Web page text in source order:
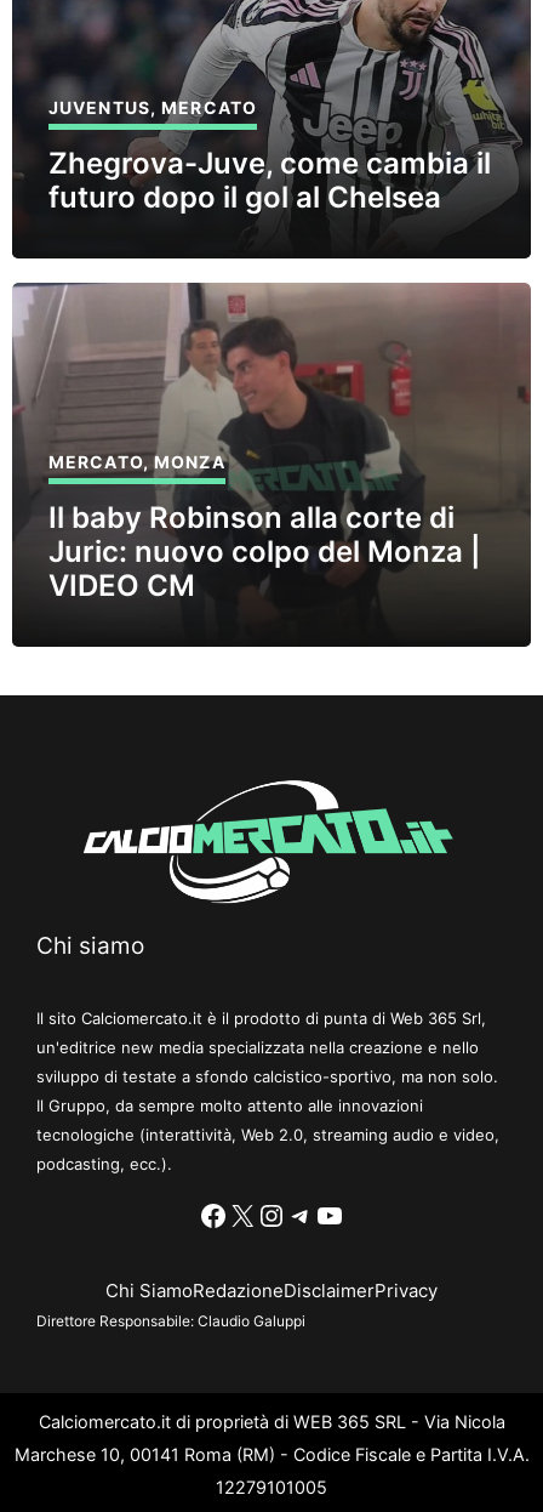
JUVENTUS,MERCATO
Zhegrova-Juve, come cambia il
futuro dopo il gol al Chelsea
MERCATO,MONZA
Il baby Robinson alla corte di
Juric: nuovo colpo del Monza |
VIDEO CM
Chi siamo
Il sito Calciomercato.it è il prodotto di punta di Web 365 Srl,
un'editrice new media specializzata nella creazione e nello
sviluppo di testate a sfondo calcistico-sportivo, ma non solo.
Il Gruppo, da sempre molto attento alle innovazioni
tecnologiche (interattività, Web 2.0, streaming audio e video,
podcasting, ecc.).
Facebook
X Instagram
Telegram
YouTube
Chi SiamoRedazioneDisclaimerPrivacy
Direttore Responsabile: Claudio Galuppi
Calciomercato.it di proprietà di WEB 365 SRL - Via Nicola
Marchese 10, 00141 Roma (RM) - Codice Fiscale e Partita I.V.A.
12279101005